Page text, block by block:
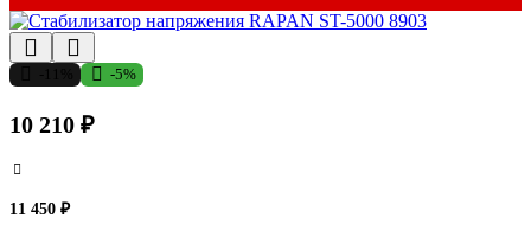
-5%
10 210 ₽
11 450 ₽